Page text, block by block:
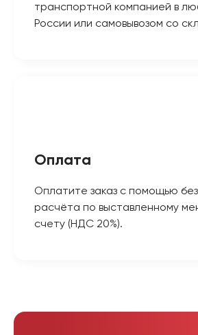
транспортной компанией в
России или самовывозом со
Оплата
Оплатите заказ с помощью
расчёта по выставленному
счету (НДС 20%).